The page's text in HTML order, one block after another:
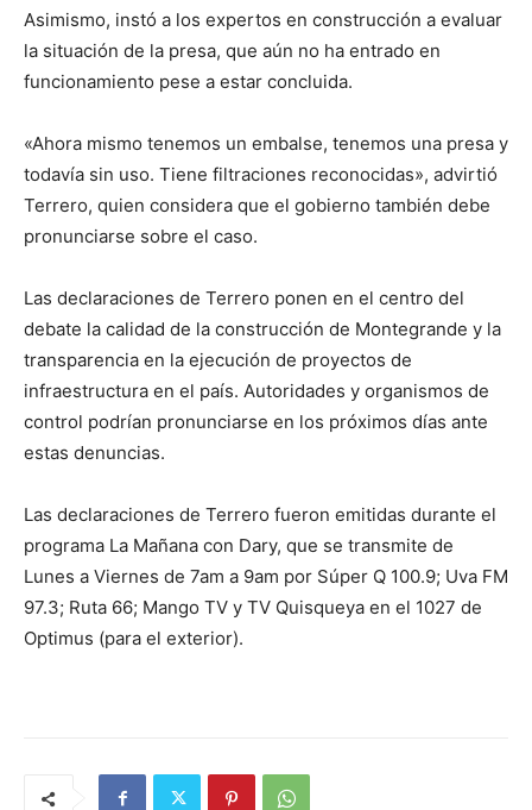
Asimismo, instó a los expertos en construcción a evaluar
la situación de la presa, que aún no ha entrado en
funcionamiento pese a estar concluida.
«Ahora mismo tenemos un embalse, tenemos una presa y
todavía sin uso. Tiene filtraciones reconocidas», advirtió
Terrero, quien considera que el gobierno también debe
pronunciarse sobre el caso.
Las declaraciones de Terrero ponen en el centro del
debate la calidad de la construcción de Montegrande y la
transparencia en la ejecución de proyectos de
infraestructura en el país. Autoridades y organismos de
control podrían pronunciarse en los próximos días ante
estas denuncias.
Las declaraciones de Terrero fueron emitidas durante el
programa La Mañana con Dary, que se transmite de
Lunes a Viernes de 7am a 9am por Súper Q 100.9; Uva FM
97.3; Ruta 66; Mango TV y TV Quisqueya en el 1027 de
Optimus (para el exterior).